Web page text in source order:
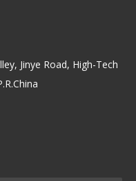
Jinye Road, High-Tech